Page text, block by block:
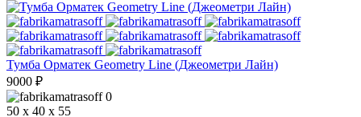
Тумба Орматек Geometry Line (Джеометри Лайн)
9000 ₽
0
50 x 40 x 55